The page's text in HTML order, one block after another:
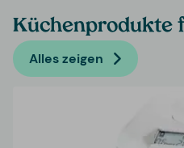
Küchenprodukte
Alles zeigen